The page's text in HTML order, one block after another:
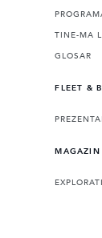
TINE-MA
GLOSAR
FLEET &